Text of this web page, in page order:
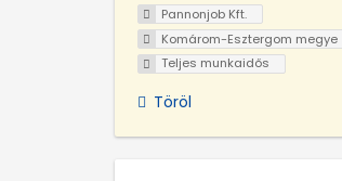
Pannonjob Kft.
Komárom-Esztergom megye
Teljes munkaidős
Töröl